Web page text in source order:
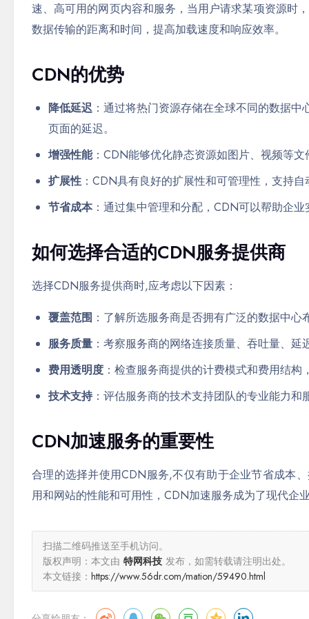
速、高可用的网页内容和服务，当用户请求某项资源时
数据传输的距离和时间，提高加载速度和响应效率。
CDN的优势
降低延迟 ：通过将热门资源存储在全球不同的数据
页面的延迟。
增强性能：CDN能够优化静态资源如图片、视频等
扩展性 ：CDN具有良好的扩展性和可管理性，支持
节省成本：通过集中管理和分配，CDN可以帮助企
如何选择合适的CDN服务提供商
选择CDN服务提供商时,应考虑以下因素：
覆盖范围 ：了解所选服务商是否拥有广泛的数据中
服务质量 ：考察服务商的网络连接质量、吞吐量、
费用透明度 ：检查服务商提供的计费模式和费用结
技术支持 ：评估服务商的技术支持团队的专业能力
CDN加速服务的重要性
合理的选择并使用CDN服务,不仅有助于企业节省成本
用和网站的性能和可用性，CDN加速服务成为了现代企
扫描二维码推送至手机访问。
版权声明：本文由 特网科技 发布，如需转载请注明出处。
本文链接： https://www.56dr.com/mation/59490.html